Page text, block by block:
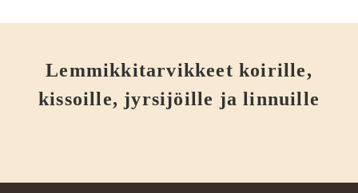
Lemmikkitarvikkeet koirille,
kissoille, jyrsijöille ja linnuille